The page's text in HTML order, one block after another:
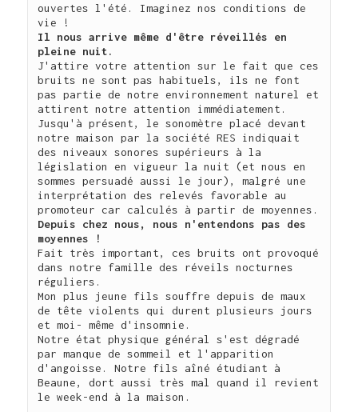
ouvertes l'été. Imaginez nos conditions de
Il nous arrive même d'être réveillés en
J'attire votre attention sur le fait que ces
bruits ne sont pas habituels, ils ne font
pas partie de notre environnement naturel et
attirent notre attention immédiatement.
Jusqu'à présent, le sonomètre placé devant
notre maison par la société RES indiquait
des niveaux sonores supérieurs à la
législation en vigueur la nuit (et nous en
sommes persuadé aussi le jour), malgré une
interprétation des relevés favorable au
Depuis chez nous, nous n'entendons pas des
Fait très important, ces bruits ont provoqué
dans notre famille des réveils nocturnes
réguliers.
Mon plus jeune fils souffre depuis de maux
de tête violents qui durent plusieurs jours
et moi- même d'insomnie.
Notre état physique général s'est dégradé
par manque de sommeil et l'apparition
d'angoisse. Notre fils aîné étudiant à
Beaune, dort aussi très mal quand il revient
le week-end à la maison.